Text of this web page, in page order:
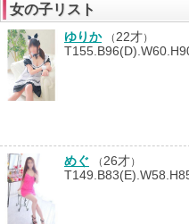
女の子リスト
ゆりか （ 22才）
めぐ （ 26才）